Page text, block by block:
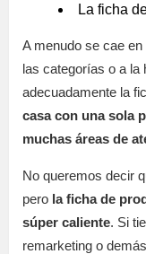
La ficha
A menudo se cae
las categorías o a la
adecuadamente la
casa con una sola
muchas áreas de
No queremos decir
pero la ficha de
súper caliente. Si
remarketing o